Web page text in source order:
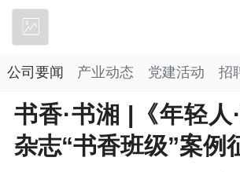
公司要闻 产业动态 党建活动 招
书香·书湘 |《年轻人
杂志“书香班级”案例